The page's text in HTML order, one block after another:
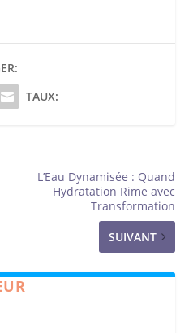
TAUX:
L’Eau Dynamisée : Quand
Hydratation Rime avec
Transformation
SUIVANT